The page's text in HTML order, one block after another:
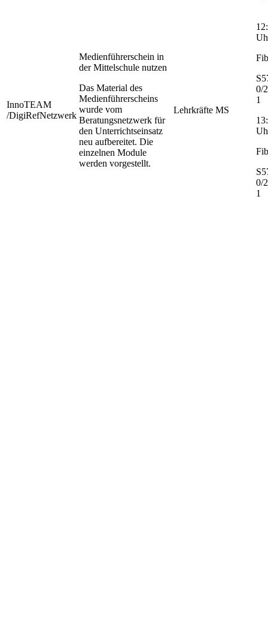
InnoTEAM
/DigiRefNetzwerk
Medienführerschein in
der Mittelschule nutzen
Das Material des
Medienführerscheins
wurde vom
Beratungsnetzwerk für
den Unterrichtseinsatz
neu aufbereitet. Die
einzelnen Module
werden vorgestellt.
Lehrkräfte MS
0/
1
0/
1